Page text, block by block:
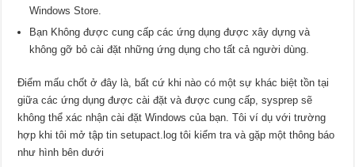
Windows Store.
Bạn Không được cung cấp các ứng dụng được xây dựng và
không gỡ bỏ cài đặt những ứng dụng cho tất cả người dùng.
Điểm mấu chốt ở đây là, bất cứ khi nào có một sự khác biệt tồn tại
giữa các ứng dụng được cài đặt và được cung cấp, sysprep sẽ
không thể xác nhận cài đặt Windows của bạn. Tôi ví dụ với trường
hợp khi tôi mở tập tin setupact.log tôi kiểm tra và gặp một thông báo
như hình bên dưới